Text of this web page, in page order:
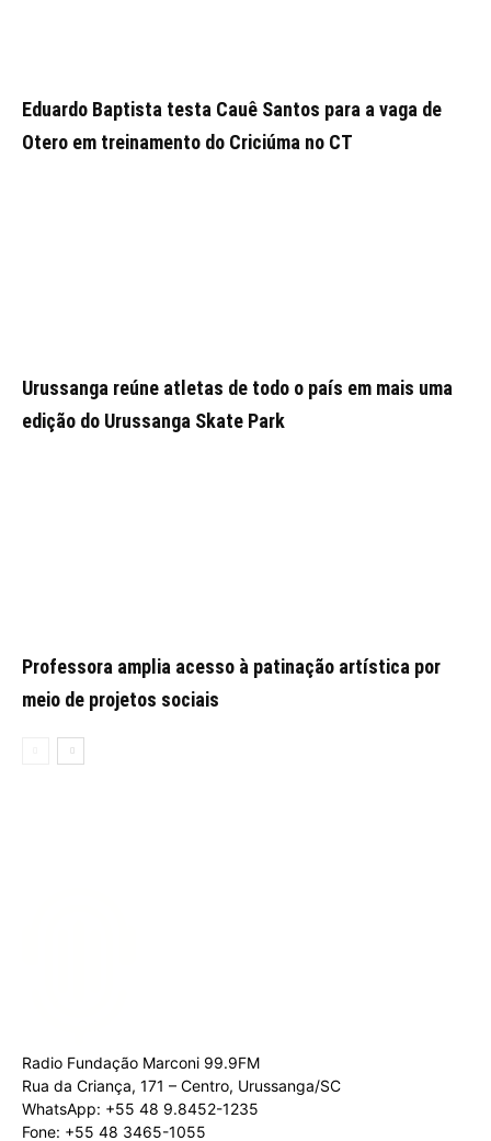
Eduardo Baptista testa Cauê Santos para a vaga de
Otero em treinamento do Criciúma no CT
Urussanga reúne atletas de todo o país em mais uma
edição do Urussanga Skate Park
Professora amplia acesso à patinação artística por
meio de projetos sociais
Radio Fundação Marconi 99.9FM
Rua da Criança, 171 – Centro, Urussanga/SC
WhatsApp: +55 48 9.8452-1235
Fone: +55 48 3465-1055